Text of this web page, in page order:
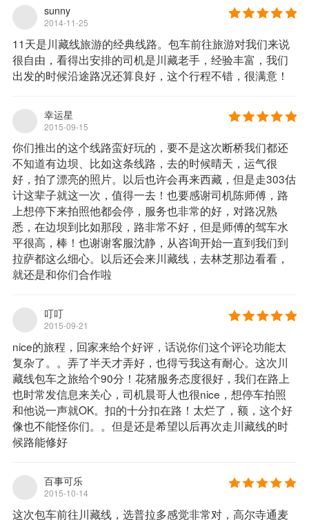
sunny
2014-11-25
11天是川藏线旅游的经典线路。包车前往旅游对我们来说
很自由，看得出安排的司机是川藏老手，经验丰富，我们
出发的时候沿途路况还算良好，这个行程不错，很满意！
幸运星
2015-09-15
你们推出的这个线路蛮好玩的，要不是这次断桥我们都还
不知道有边坝、比如这条线路，去的时候晴天，运气很
好，拍了漂亮的照片。以后也许会再来西藏，但是走303估
计这辈子就这一次，值得一去！也要感谢司机陈师傅，路
上想停下来拍照他都会停，服务也非常的好，对路况熟
悉，在边坝到比如那段，路非常不好，但是师傅的驾车水
平很高，棒！也谢谢客服沈静，从咨询开始一直到我们到
拉萨都这么细心。以后还会来川藏线，去林芝那边看看，
就还是和你们合作啦
叮叮
2015-09-21
nice的旅程，回家来给个好评，话说你们这个评论功能太
复杂了。。弄了半天才弄好，也得亏我这有耐心。这次川
藏线包车之旅给个90分！花猪服务态度很好，我们在路上
也时常发信息来关心，司机晨哥人也很nice，想停车拍照
和他说一声就OK。扣的十分扣在路！太烂了，额，这个好
像也不能怪你们。。但是还是希望以后再次走川藏线的时
候路能修好
百事可乐
2015-10-14
这次包车前往川藏线，选普拉多感觉非常对，高尔寺通麦